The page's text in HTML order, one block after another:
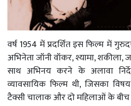
वर्ष 1954 में प्रदर्शित इस फिल्म में
अभिनेता जॉनी वॉकर, श्यामा,
साथ अभिनय करने के अलावा
व्यावसायिक फिल्म थी, जिसका
टैक्सी चालाक और दो महिलाओं के बीच